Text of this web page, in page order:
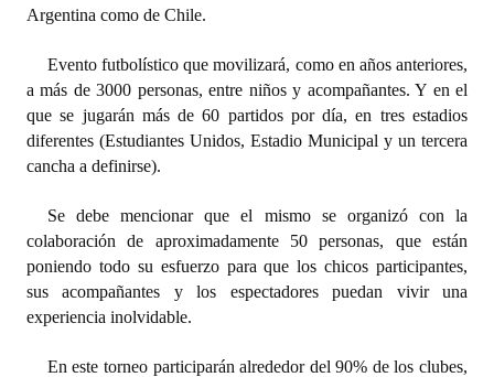
Declaraciones
Resoluciones
Resoluciones de Presidencia
INSTITUCIONAL
Antiguos Pobladores
Noticias Destacadas
Registros y Distinciones
Argentina como de Chile.
Evento futbolístico que movilizará, como en años anteriores,
a más de 3000 personas, entre niños y acompañantes. Y en el
que se jugarán más de 60 partidos por día, en tres estadios
diferentes (Estudiantes Unidos, Estadio Municipal y un tercera
cancha a definirse).
Se debe mencionar que el mismo se organizó con la
colaboración de aproximadamente 50 personas, que están
poniendo todo su esfuerzo para que los chicos participantes,
sus acompañantes y los espectadores puedan vivir una
experiencia inolvidable.
En este torneo participarán alrededor del 90% de los clubes,